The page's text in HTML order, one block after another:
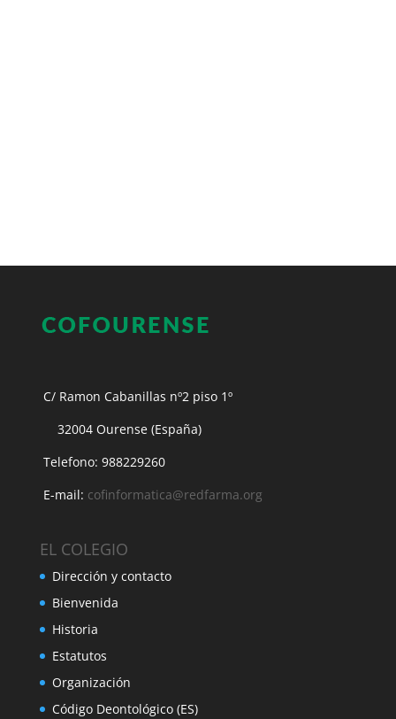
C/ Ramon Cabanillas nº2 piso 1º
32004 Ourense (España)
Telefono: 988229260
E-mail: cofinformatica@redfarma.org
EL COLEGIO
Dirección y contacto
Bienvenida
Historia
Estatutos
Organización
Código Deontológico (ES)